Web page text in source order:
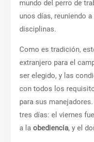
mundo del perro de
unos días, reuniendo
disciplinas.
Como es tradición,
extranjero para el
ser elegido, y las
con todos los
para sus
tres días: el viernes
a laobediencia, y el